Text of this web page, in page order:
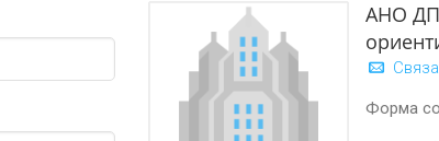
АНО
Форма